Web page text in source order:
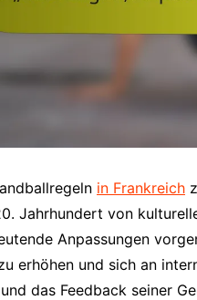
in Frankreich
Jahrhundert von
Anpassungen
erhöhen und sich an
das Feedback seiner